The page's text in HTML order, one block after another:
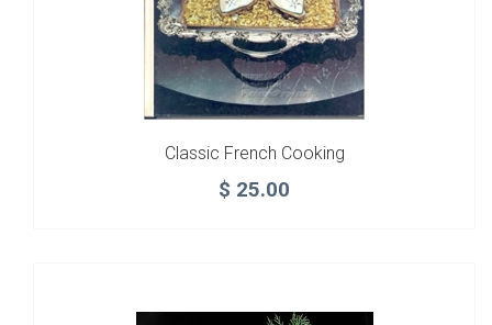
Classic French Cooking
$ 25.00